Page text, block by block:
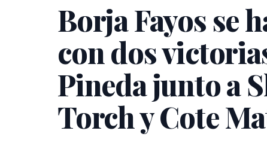
Borja Fayos se
con dos
Pineda junto a
Torch y Cote